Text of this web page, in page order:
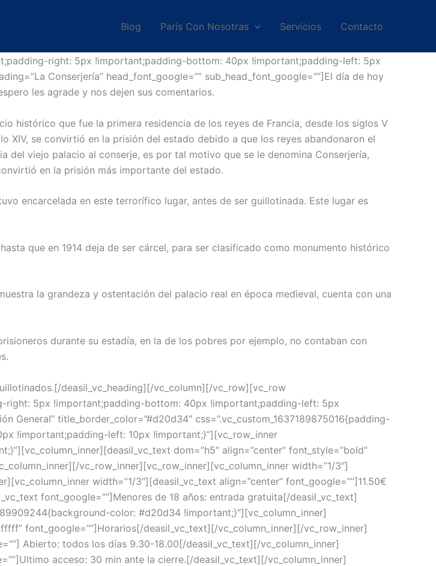
Blog París Con Nosotras Servicios Contacto
right: 5px !important;padding-bottom: 40px !important;padding-left: 5px
Conserjería” head_font_google=”” sub_head_font_google=””]El día de hoy
les agrade y nos dejen sus comentarios.
histórico que fue la primera residencia de los reyes de Francia, desde los siglos V
XIV, se convirtió en la prisión del estado debido a que los reyes abandonaron el
del viejo palacio al conserje, es por tal motivo que se le denomina Conserjería,
en la prisión más importante del estado.
encarcelada en este terrorífico lugar, antes de ser guillotinada. Este lugar es
que en 1914 deja de ser cárcel, para ser clasificado como monumento histórico
la grandeza y ostentación del palacio real en época medieval, cuenta con una
durante su estadía, en la de los pobres por ejemplo, no contaban con
deasil_vc_heading][/vc_column][/vc_row][vc_row
right: 5px !important;padding-bottom: 40px !important;padding-left: 5px
General” title_border_color=”#d20d34″ css=”.vc_custom_1637189875016{padding-
!important;padding-left: 10px !important;}”][vc_row_inner
dom=”h5″ align=”center” font_style=”bold”
vc_row_inner][vc_row_inner][vc_column_inner width=”1/3″]
width=”1/3″][deasil_vc_text align=”center” font_google=””]11.50€
font_google=””]Menores de 18 años: entrada gratuita[/deasil_vc_text]
color: #d20d34 !important;}”][vc_column_inner]
font_google=””]Horarios[/deasil_vc_text][/vc_column_inner][/vc_row_inner]
Abierto: todos los días 9.30-18.00[/deasil_vc_text][/vc_column_inner]
acceso: 30 min ante la cierre.[/deasil_vc_text][/vc_column_inner]